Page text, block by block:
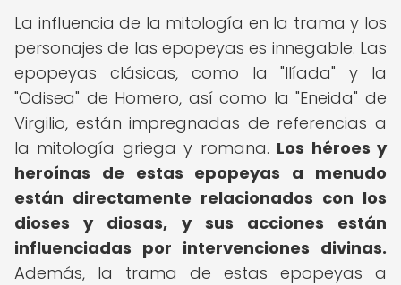
La influencia de la mitología en la trama y los
personajes de las epopeyas es innegable. Las
epopeyas clásicas, como la "Ilíada" y la
"Odisea" de Homero, así como la "Eneida" de
Virgilio, están impregnadas de referencias a
la mitología griega y romana. Los héroes y
heroínas de estas epopeyas a menudo
están directamente relacionados con los
dioses y diosas, y sus acciones están
influenciadas por intervenciones divinas.
Además, la trama de estas epopeyas a